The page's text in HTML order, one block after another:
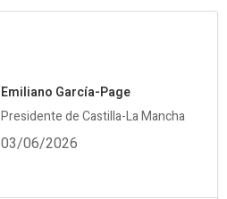
Emiliano García-Page
Presidente de Castilla-La Mancha
03/06/2026